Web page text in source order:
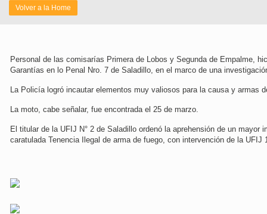
Volver a la Home
Personal de las comisarías Primera de Lobos y Segunda de Empalme,
Garantías en lo Penal Nro. 7 de Saladillo, en el marco de una
La Policía logró incautar elementos muy valiosos para la causa y armas
La moto, cabe señalar, fue encontrada el 25 de marzo.
El titular de la UFIJ N° 2 de Saladillo ordenó la aprehensión de un
caratulada Tenencia Ilegal de arma de fuego, con intervención de la UFIJ